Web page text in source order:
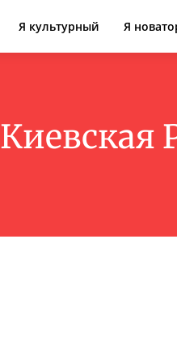
Я культурный Я
Киевская